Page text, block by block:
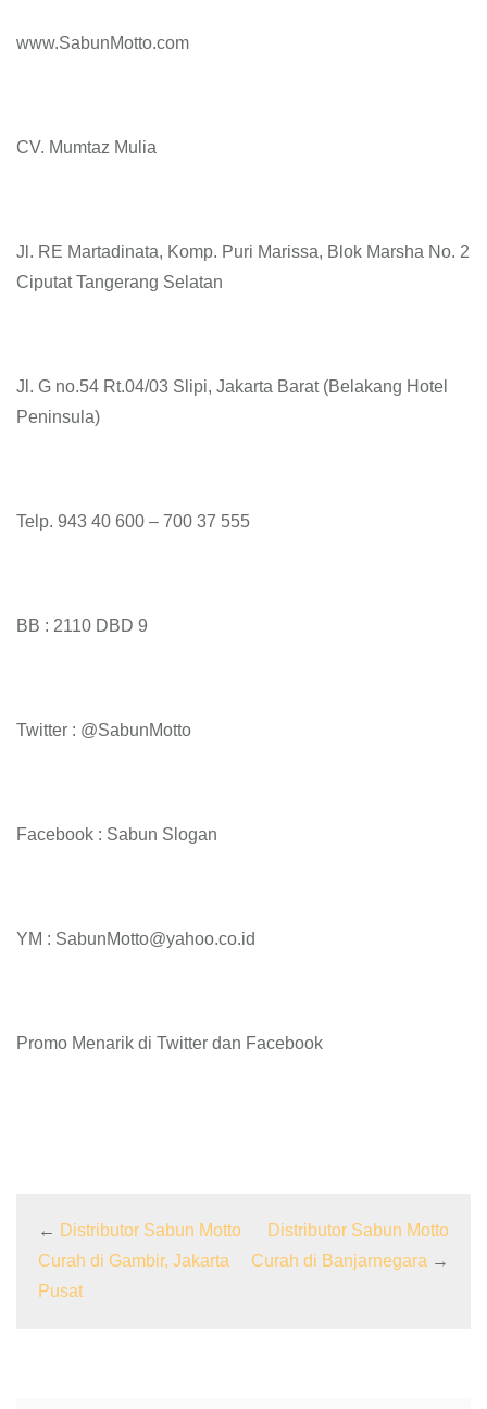
www.SabunMotto.com
CV. Mumtaz Mulia
Jl. RE Martadinata, Komp. Puri Marissa, Blok Marsha No. 2
Ciputat Tangerang Selatan
Jl. G no.54 Rt.04/03 Slipi, Jakarta Barat (Belakang Hotel
Peninsula)
Telp. 943 40 600 – 700 37 555
BB : 2110 DBD 9
Twitter : @SabunMotto
Facebook : Sabun Slogan
YM : SabunMotto@yahoo.co.id
Promo Menarik di Twitter dan Facebook
← Distributor Sabun Motto
Curah di Gambir, Jakarta
Pusat
Distributor Sabun Motto
Curah di Banjarnegara →